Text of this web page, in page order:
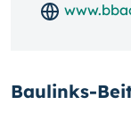
Baulinks-